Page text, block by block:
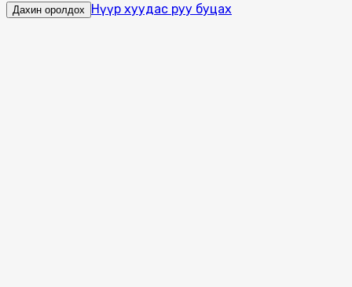
Дахин оролдох Нүүр хуудас руу буцах